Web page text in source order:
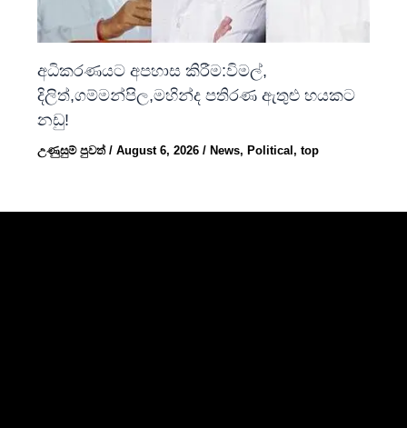
අධිකරණයට අපහාස කිරීම:විමල්,
දිලිත්,ගම්මන්පිල,මහින්ද පතිරණ ඇතුළු හයකට
නඩු!
උණුසුම් පුවත්/August 6, 2026/News,Political,top